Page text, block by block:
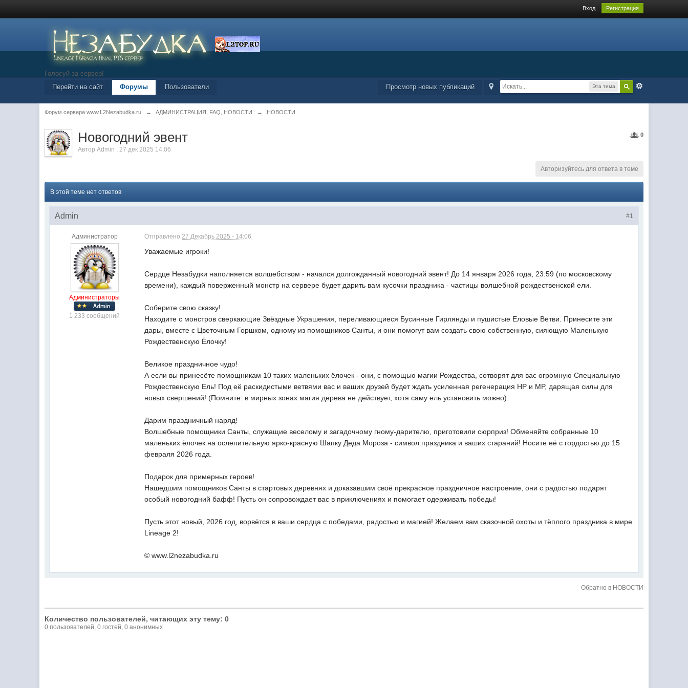
Вход Регистрация
Голосуй за сервер!
Эта тема
Просмотр новых публикаций
Перейти на сайт Форумы Пользователи
Форум сервера www.L2Nezabudka.ru → АДМИНИСТРАЦИЯ, FAQ, НОВОСТИ → НОВОСТИ
0
Новогодний эвент
АвторAdmin ,27 дек 2025 14:06
Авторизуйтесь для ответа в теме
В этой теме нет ответов
#1
Admin
Администратор
Администраторы
1 233 сообщений
Отправлено27 Декабрь 2025 - 14:06
Уважаемые игроки!
Сердце Незабудки наполняется волшебством - начался долгожданный новогодний эвент! До 14 января 2026 года, 23:59 (по московскому
времени), каждый поверженный монстр на сервере будет дарить вам кусочки праздника - частицы волшебной рождественской ели.
Соберите свою сказку!
Находите с монстров сверкающие Звёздные Украшения, переливающиеся Бусинные Гирлянды и пушистые Еловые Ветви. Принесите эти
дары, вместе с Цветочным Горшком, одному из помощников Санты, и они помогут вам создать свою собственную, сияющую Маленькую
Рождественскую Ёлочку!
Великое праздничное чудо!
А если вы принесёте помощникам 10 таких маленьких ёлочек - они, с помощью магии Рождества, сотворят для вас огромную Специальную
Рождественскую Ель! Под её раскидистыми ветвями вас и ваших друзей будет ждать усиленная регенерация HP и MP, дарящая силы для
новых свершений! (Помните: в мирных зонах магия дерева не действует, хотя саму ель установить можно).
Дарим праздничный наряд!
Волшебные помощники Санты, служащие веселому и загадочному гному-дарителю, приготовили сюрприз! Обменяйте собранные 10
маленьких ёлочек на ослепительную ярко-красную Шапку Деда Мороза - символ праздника и ваших стараний! Носите её с гордостью до 15
февраля 2026 года.
Подарок для примерных героев!
Нашедшим помощников Санты в стартовых деревнях и доказавшим своё прекрасное праздничное настроение, они с радостью подарят
особый новогодний бафф! Пусть он сопровождает вас в приключениях и помогает одерживать победы!
Пусть этот новый, 2026 год, ворвётся в ваши сердца с победами, радостью и магией! Желаем вам сказочной охоты и тёплого праздника в мире
Lineage 2!
© www.l2nezabudka.ru
Обратно в НОВОСТИ
Количество пользователей, читающих эту тему: 0
0 пользователей, 0 гостей, 0 анонимных